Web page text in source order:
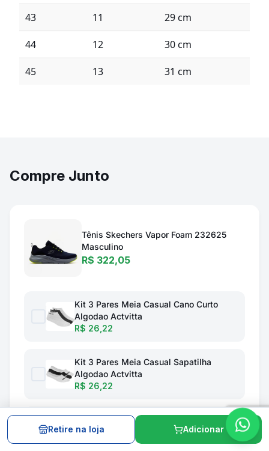
43 11 29 cm
44 12 30 cm
45 13 31 cm
Compre Junto
Tênis Skechers Vapor Foam 232625
Masculino
R$ 322,05
Kit 3 Pares Meia Casual Cano Curto
Algodao Actvitta
R$ 26,22
Kit 3 Pares Meia Casual Sapatilha
Algodao Actvitta
R$ 26,22
Sandalia Ortopédica Para Esporão De
Calcâneo Ortho Pauher Fly Feet Nuvem
Unissex
Retire na loja Adicionar